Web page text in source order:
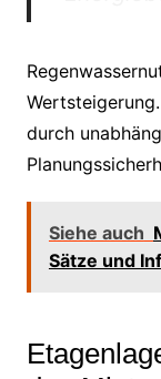
durch
Siehe auch
Sätze und